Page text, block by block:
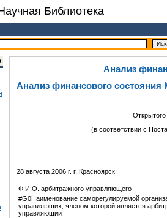
Библиотека
Анализ
Анализ финансового состояния
(в соответствии с
28 августа 2006 г. г. Красноярск
Ф.И.О. арбитражного управляющего
#G0Наименование саморегулируемой
управляющих, членом которой является
управляющий